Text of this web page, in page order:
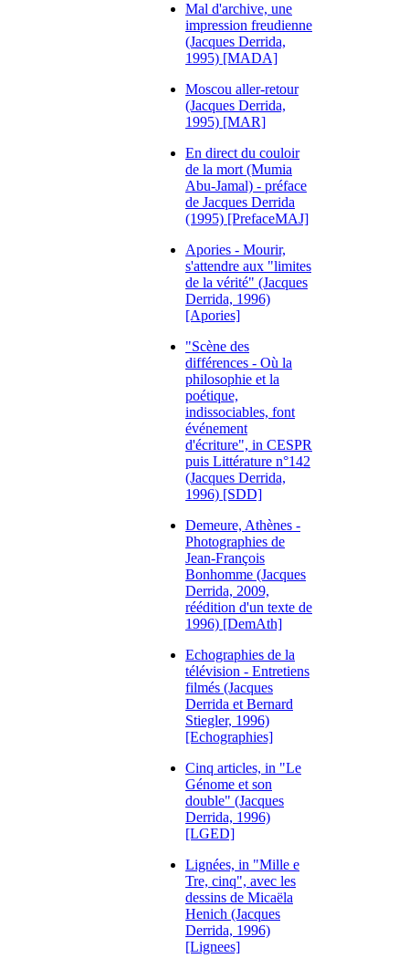
Mal d'archive, une
impression freudienne
(Jacques Derrida,
1995) [MADA]
Moscou aller-retour
(Jacques Derrida,
1995) [MAR]
En direct du couloir
de la mort (Mumia
Abu-Jamal) - préface
de Jacques Derrida
(1995) [PrefaceMAJ]
Apories - Mourir,
s'attendre aux "limites
de la vérité" (Jacques
Derrida, 1996)
[Apories]
"Scène des
différences - Où la
philosophie et la
poétique,
indissociables, font
événement
d'écriture", in CESPR
puis Littérature n°142
(Jacques Derrida,
1996) [SDD]
Demeure, Athènes -
Photographies de
Jean-François
Bonhomme (Jacques
Derrida, 2009,
réédition d'un texte de
1996) [DemAth]
Echographies de la
télévision - Entretiens
filmés (Jacques
Derrida et Bernard
Stiegler, 1996)
[Echographies]
Cinq articles, in "Le
Génome et son
double" (Jacques
Derrida, 1996)
[LGED]
Lignées, in "Mille e
Tre, cinq", avec les
dessins de Micaëla
Henich (Jacques
Derrida, 1996)
[Lignees]